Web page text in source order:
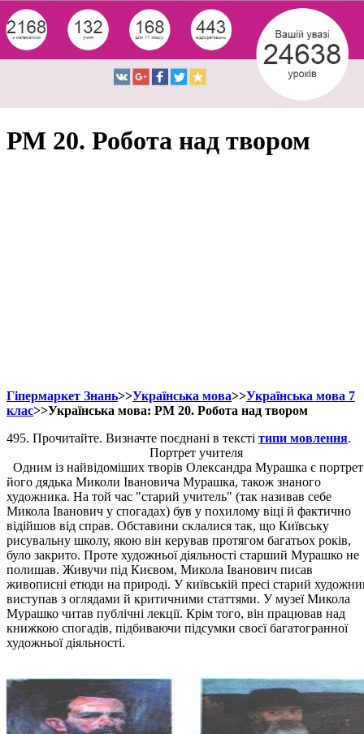
РМ 20. Робота над твором
Гіпермаркет Знань>>Українська мова>>Українська мова 7
клас>>Українська мова: РМ 20. Робота над твором
495. Прочитайте. Визначте поєднані в тексті типи мовлення.
Портрет учителя
Одним із найвідоміших творів Олександра Мурашка є портрет
його дядька Миколи Івановича Мурашка, також знаного
художника. На той час "старий учитель" (так називав себе
Микола Іванович у спогадах) був у похилому віці й фактично
відійшов від справ. Обставини склалися так, що Київську
рисувальну школу, якою він керував протягом багатьох років,
було закрито. Проте художньої діяльності старший Мурашко не
полишав. Живучи під Києвом, Микола Іванович писав
живописні етюди на природі. У київській пресі старий
виступав з оглядами й критичними статтями. У музеї Микола
Мурашко читав публічні лекції. Крім того, він працював над
книжкою спогадів, підбиваючи підсумки своєї багатогранної
художньої діяльності.